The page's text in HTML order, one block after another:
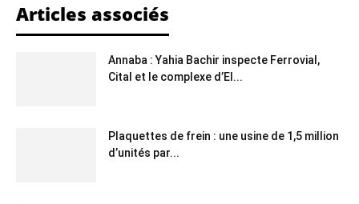
Articles associés
Annaba : Yahia Bachir inspecte Ferrovial,
Cital et le complexe d’El...
Plaquettes de frein : une usine de 1,5 million
d’unités par...